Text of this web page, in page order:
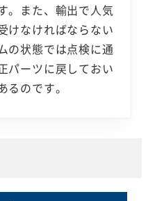
。また、輸出で人気
けなければならない
の状態では点検に通
パーツに戻しておい
のです。